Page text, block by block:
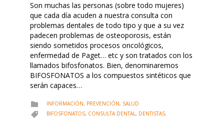
Son muchas las personas (sobre todo mujeres)
que cada día acuden a nuestra consulta con
problemas dentales de todo tipo y que a su vez
padecen problemas de osteoporosis, están
siendo sometidos procesos oncológicos,
enfermedad de Paget… etc y son tratados con los
llamados bifosfonatos. Bien, denominaremos
BIFOSFONATOS a los compuestos sintéticos que
serán capaces…
 CATEGORY
INFORMACIÓN, PREVENCIÓN, SALUD
 CATEGORY
BIFOSFONATOS, CONSULTA DENTAL, DENTISTAS,